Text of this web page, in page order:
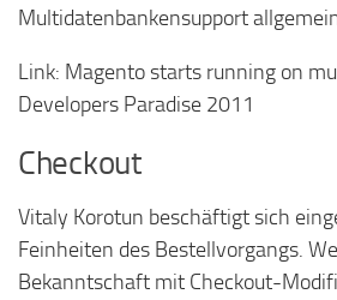
Multidatenbankensupport
Link: Magento starts running on
Developers Paradise 2011
Checkout
Vitaly Korotun beschäftigt sich
Feinheiten des Bestellvorgangs.
Bekanntschaft mit Checkout-